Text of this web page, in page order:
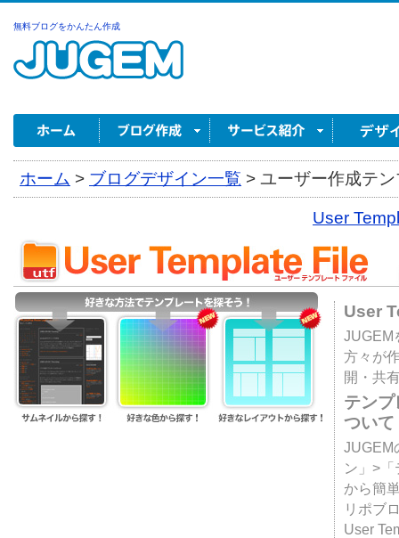
無料ブログをかんたん作成
ホーム > ブログデザイン一覧 > ユーザー作成テ
User
User
JUGEM
方々が
開・共
テン
ついて
JUGEM
ン」>
から簡
リポブ
User